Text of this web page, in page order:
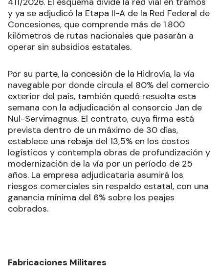
y ya se adjudicó la Etapa II-A de la Red Federal de
Concesiones, que comprende más de 1.800
kilómetros de rutas nacionales que pasarán a
operar sin subsidios estatales.
Por su parte, la concesión de la Hidrovía, la vía
navegable por donde circula el 80% del comercio
exterior del país, también quedó resuelta esta
semana con la adjudicación al consorcio Jan de
Nul-Servimagnus. El contrato, cuya firma está
prevista dentro de un máximo de 30 días,
establece una rebaja del 13,5% en los costos
logísticos y contempla obras de profundización y
modernización de la vía por un período de 25
años. La empresa adjudicataria asumirá los
riesgos comerciales sin respaldo estatal, con una
ganancia mínima del 6% sobre los peajes
cobrados.
Fabricaciones Militares